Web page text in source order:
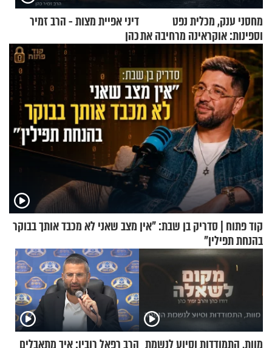
מחסני ענק, מכלית נפט
וספינות: אוקראינה מרחיבה את
התקיפות בעומק רוסיה
דיני אפיית מצות - הרב זמיר
כהן
קוד פתוח | סדריק בן שבת: "אין מצב שאני לא מכבד אותך בבוקר
בהנחת תפילין"